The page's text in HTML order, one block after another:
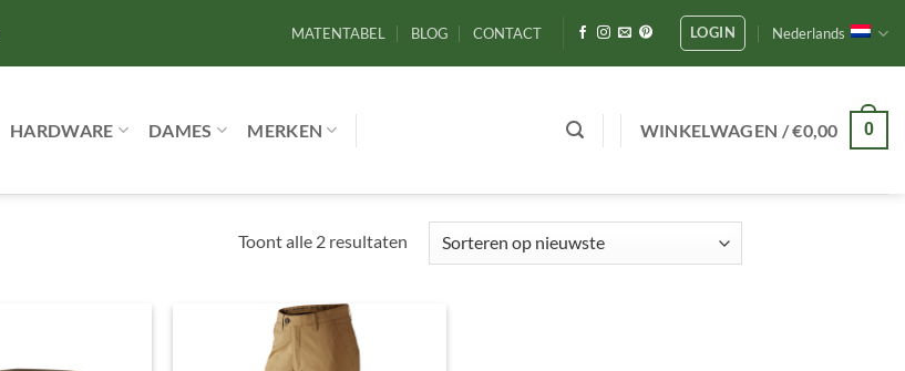
MATENTABEL BLOG CONTACT LOGIN Nederlands
HARDWARE DAMES MERKEN WINKELWAGEN /€0,00 0
Toont alle 2 resultatenGesorteerd